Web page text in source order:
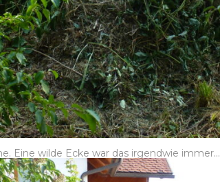
Eine wilde Ecke war das irgendwie immer…